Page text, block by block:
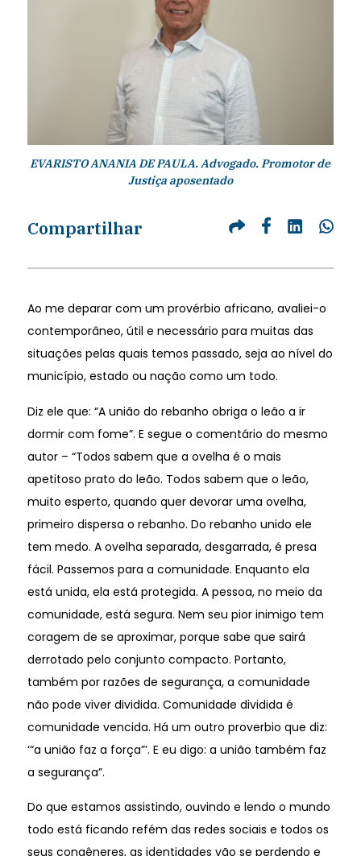
EVARISTO ANANIA DE PAULA. Advogado. Promotor de
Justiça aposentado
Compartilhar
Ao me deparar com um provérbio africano, avaliei-o
contemporâneo, útil e necessário para muitas das
situações pelas quais temos passado, seja ao nível do
município, estado ou nação como um todo.
Diz ele que: “A união do rebanho obriga o leão a ir
dormir com fome”. E segue o comentário do mesmo
autor – “Todos sabem que a ovelha é o mais
apetitoso prato do leão. Todos sabem que o leão,
muito esperto, quando quer devorar uma ovelha,
primeiro dispersa o rebanho. Do rebanho unido ele
tem medo. A ovelha separada, desgarrada, é presa
fácil. Passemos para a comunidade. Enquanto ela
está unida, ela está protegida. A pessoa, no meio da
comunidade, está segura. Nem seu pior inimigo tem
coragem de se aproximar, porque sabe que sairá
derrotado pelo conjunto compacto. Portanto,
também por razões de segurança, a comunidade
não pode viver dividida. Comunidade dividida é
comunidade vencida. Há um outro proverbio que diz:
‘“a união faz a força”’. E eu digo: a união também faz
a segurança”.
Do que estamos assistindo, ouvindo e lendo o mundo
todo está ficando refém das redes sociais e todos os
seus congêneres, as identidades vão se perdendo e